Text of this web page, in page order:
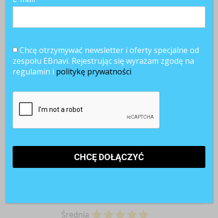
Informacje o dostawcy
tomHRM
Kraj:Polska
Średnia
Chcę otrzymywać newsletter i oferty specjalne od
zespołu EBnavi. Rejestrując się wyrażam zgodę na
regulamin i politykę prywatności